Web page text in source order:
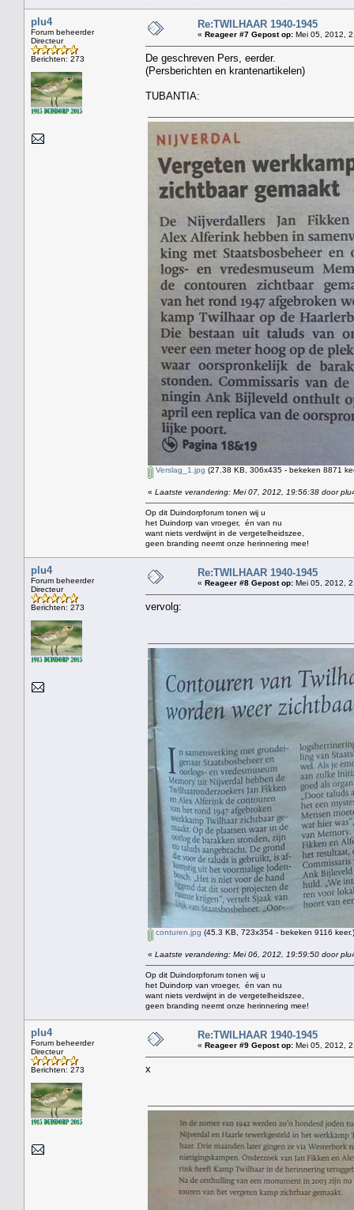
plu4
Forum beheerder
Directeur
Berichten: 273
Re:TWILHAAR 1940-1945
« Reageer #7 Gepost op: Mei 05, 2012,
De geschreven Pers, eerder.
(Persberichten en krantenartikelen)
TUBANTIA:
Verslag_1.jpg (27.38 KB, 306x435 - bekeken 8871
« Laatste verandering: Mei 07, 2012, 19:56:38 door
Op dit Duindorpforum tonen wij u
het Duindorp van vroeger, én van nu
want niets verdwijnt in de vergetelheidszee,
geen branding neemt onze herinnering mee!
plu4
Forum beheerder
Directeur
Berichten: 273
Re:TWILHAAR 1940-1945
« Reageer #8 Gepost op: Mei 05, 2012,
vervolg:
conturen.jpg (45.3 KB, 723x354 - bekeken 9116 keer.)
« Laatste verandering: Mei 06, 2012, 19:59:50 door
Op dit Duindorpforum tonen wij u
het Duindorp van vroeger, én van nu
want niets verdwijnt in de vergetelheidszee,
geen branding neemt onze herinnering mee!
plu4
Forum beheerder
Directeur
Berichten: 273
Re:TWILHAAR 1940-1945
« Reageer #9 Gepost op: Mei 05, 2012,
x